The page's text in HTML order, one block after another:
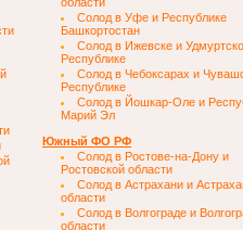
Солод в Уфе и Республике
Башкортостан
Солод в Ижевске и
Республике
Солод в Чебоксарах и
Республике
Солод в Йошкар-Оле и
Марий Эл
Южный ФО РФ
Солод в Ростове-на-Дону и
Ростовской области
Солод в Астрахани и
области
Солод в Волгограде и
области